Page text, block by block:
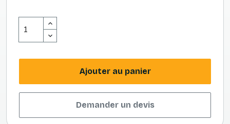
Ajouter au panier
Demander un devis